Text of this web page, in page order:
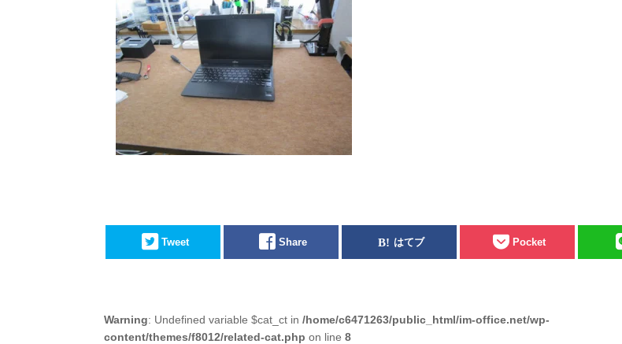
Tweet Share はてブ Pocket
Warning: Undefined variable $cat_ct in /home/c6471263/public_html/im-office.net/wp-
content/themes/f8012/related-cat.php on line 8